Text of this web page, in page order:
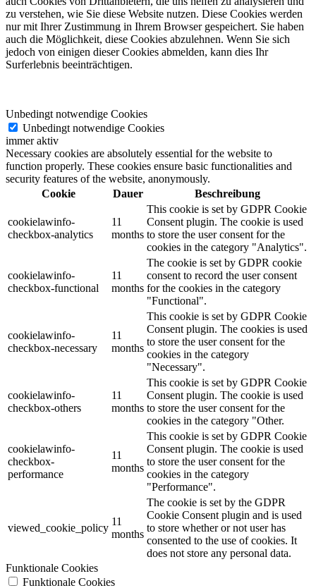
zu verstehen, wie Sie diese Website nutzen. Diese Cookies werden
nur mit Ihrer Zustimmung in Ihrem Browser gespeichert. Sie haben
auch die Möglichkeit, diese Cookies abzulehnen. Wenn Sie sich
jedoch von einigen dieser Cookies abmelden, kann dies Ihr
Surferlebnis beeinträchtigen.
Unbedingt notwendige Cookies
Unbedingt notwendige Cookies
immer aktiv
Necessary cookies are absolutely essential for the website to
function properly. These cookies ensure basic functionalities and
security features of the website, anonymously.
Cookie
Dauer Beschreibung
cookielawinfo-
checkbox-analytics
11
months
This cookie is set by GDPR Cookie
Consent plugin. The cookie is used
to store the user consent for the
cookies in the category "Analytics".
cookielawinfo-
checkbox-functional
11
months
The cookie is set by GDPR cookie
consent to record the user consent
for the cookies in the category
"Functional".
cookielawinfo-
checkbox-necessary
11
months
This cookie is set by GDPR Cookie
Consent plugin. The cookies is used
to store the user consent for the
cookies in the category
"Necessary".
cookielawinfo-
checkbox-others
11
months
This cookie is set by GDPR Cookie
Consent plugin. The cookie is used
to store the user consent for the
cookies in the category "Other.
cookielawinfo-
checkbox-
performance
11
months
This cookie is set by GDPR Cookie
Consent plugin. The cookie is used
to store the user consent for the
cookies in the category
"Performance".
viewed_cookie_policy
11
months
The cookie is set by the GDPR
Cookie Consent plugin and is used
to store whether or not user has
consented to the use of cookies. It
does not store any personal data.
Funktionale Cookies
Funktionale Cookies